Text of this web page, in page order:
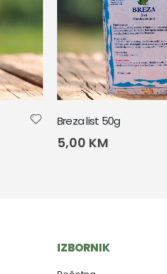
Breza list 50g
5,00 KM
IZBORNIK